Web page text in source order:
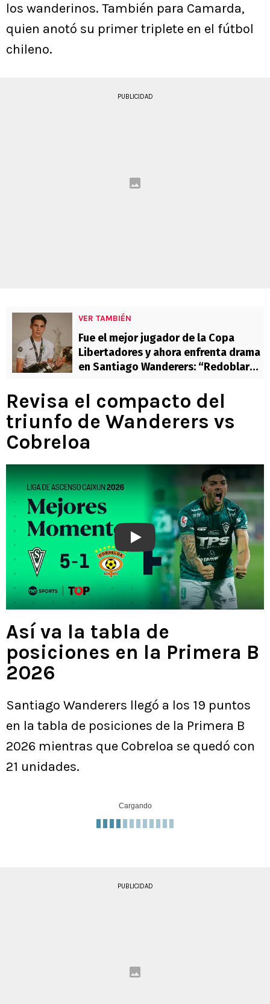
los wanderinos. También para Camarda,
quien anotó su primer triplete en el fútbol
chileno.
PUBLICIDAD
VER TAMBIÉN
Fue el mejor jugador de la Copa
Libertadores y ahora enfrenta drama
en Santiago Wanderers: “Redoblar
Revisa el compacto del
triunfo de Wanderers vs
Cobreloa
Play
Así va la tabla de
posiciones en la Primera B
2026
Santiago Wanderers llegó a los 19 puntos
en la tabla de posiciones de la Primera B
2026 mientras que Cobreloa se quedó con
21 unidades.
Cargando
PUBLICIDAD